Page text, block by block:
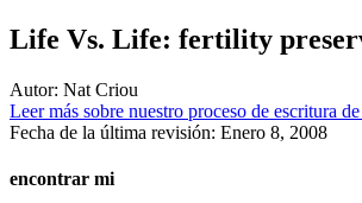
Life Vs. Life: fertility
Autor: Nat Criou
Leer más sobre nuestro proceso de escritura
Fecha de la última revisión: Enero 8, 2008
encontrar mi